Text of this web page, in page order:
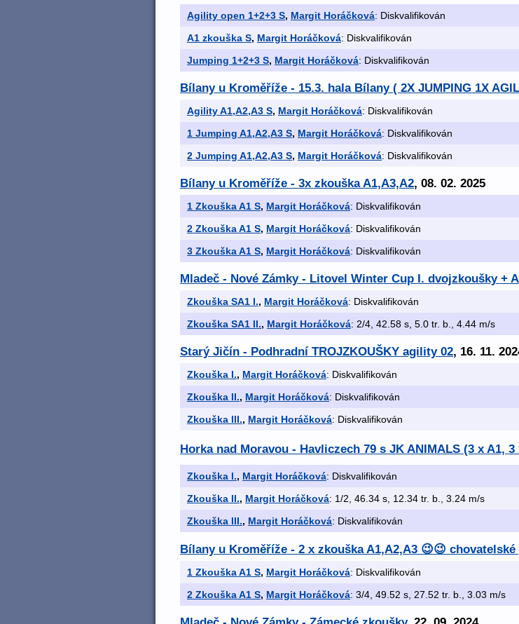
Agility open 1+2+3 S, Margit Horáčková: Diskvalifikován
A1 zkouška S, Margit Horáčková: Diskvalifikován
Jumping 1+2+3 S, Margit Horáčková: Diskvalifikován
Bílany u Kroměříže - 15.3. hala Bílany ( 2X JUMPING 1X
Agility A1,A2,A3 S, Margit Horáčková: Diskvalifikován
1 Jumping A1,A2,A3 S, Margit Horáčková: Diskvalifikován
2 Jumping A1,A2,A3 S, Margit Horáčková: Diskvalifikován
Bílany u Kroměříže - 3x zkouška A1,A3,A2, 08. 02. 2025
1 Zkouška A1 S, Margit Horáčková: Diskvalifikován
2 Zkouška A1 S, Margit Horáčková: Diskvalifikován
3 Zkouška A1 S, Margit Horáčková: Diskvalifikován
Mladeč - Nové Zámky - Litovel Winter Cup I. dvojzkoušky +
Zkouška SA1 I., Margit Horáčková: Diskvalifikován
Zkouška SA1 II., Margit Horáčková: 2/4, 42.58 s, 5.0 tr. b., 4.44 m/s
Starý Jičín - Podhradní TROJZKOUŠKY agility 02, 16. 11.
Zkouška I., Margit Horáčková: Diskvalifikován
Zkouška II., Margit Horáčková: Diskvalifikován
Zkouška III., Margit Horáčková: Diskvalifikován
Horka nad Moravou - Havliczech 79 s JK ANIMALS (3 x A1,
Zkouška I., Margit Horáčková: Diskvalifikován
Zkouška II., Margit Horáčková: 1/2, 46.34 s, 12.34 tr. b., 3.24 m/s
Zkouška III., Margit Horáčková: Diskvalifikován
Bílany u Kroměříže - 2 x zkouška A1,A2,A3 😉😉
1 Zkouška A1 S, Margit Horáčková: Diskvalifikován
2 Zkouška A1 S, Margit Horáčková: 3/4, 49.52 s, 27.52 tr. b., 3.03 m/s